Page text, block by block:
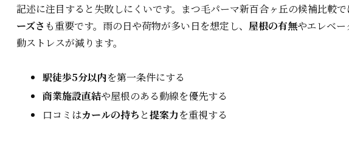
記述に注目すると失敗しにくいです。まつ毛パーマ新百合ヶ丘の候補比較で
ーズさ も重要です。雨の日や荷物が多い日を想定し、 屋根の有無やエレベ
動ストレスが減ります。
駅徒歩5分以内を第一条件にする
商業施設直結や屋根のある動線を優先する
口コミはカールの持ち と提案力を重視する